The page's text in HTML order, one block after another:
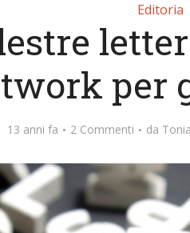
Editoria
per
13 anni fa 2 Commenti da Tonia